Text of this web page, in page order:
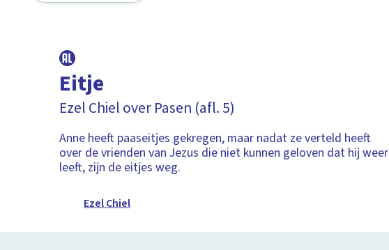
Eitje
Ezel Chiel over Pasen (afl. 5)
Anne heeft paaseitjes gekregen, maar nadat ze verteld heeft
over de vrienden van Jezus die niet kunnen geloven dat hij weer
leeft, zijn de eitjes weg.
Ezel Chiel